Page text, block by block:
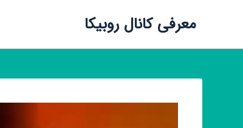
معرفی کانال روبیکا